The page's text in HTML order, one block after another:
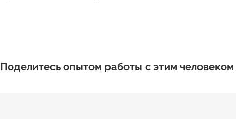
Поделитесь опытом работы с этим человеком